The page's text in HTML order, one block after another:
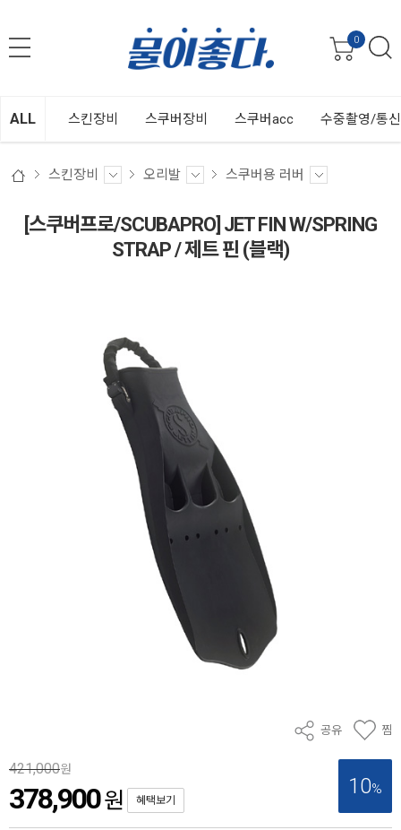
0
ALL 스킨장비 스쿠버장비 스쿠버acc 수중촬영/통
스킨장비 오리발 스쿠버용 러버
[스쿠버프로/SCUBAPRO] JET FIN W/SPRING
STRAP / 제트 핀 (블랙)
공유 찜
10%
421,000원
378,900원 혜택보기